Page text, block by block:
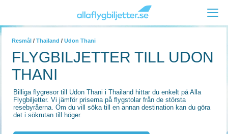
Resmål / Thailand / Udon Thani
FLYGBILJETTER TILL UDON
THANI
Billiga flygresor till Udon Thani i Thailand hittar du enkelt på Alla
Flygbiljetter. Vi jämför priserna på flygstolar från de största
resebyråerna. Om du vill söka till en annan destination kan du göra
det i sökrutan till höger.